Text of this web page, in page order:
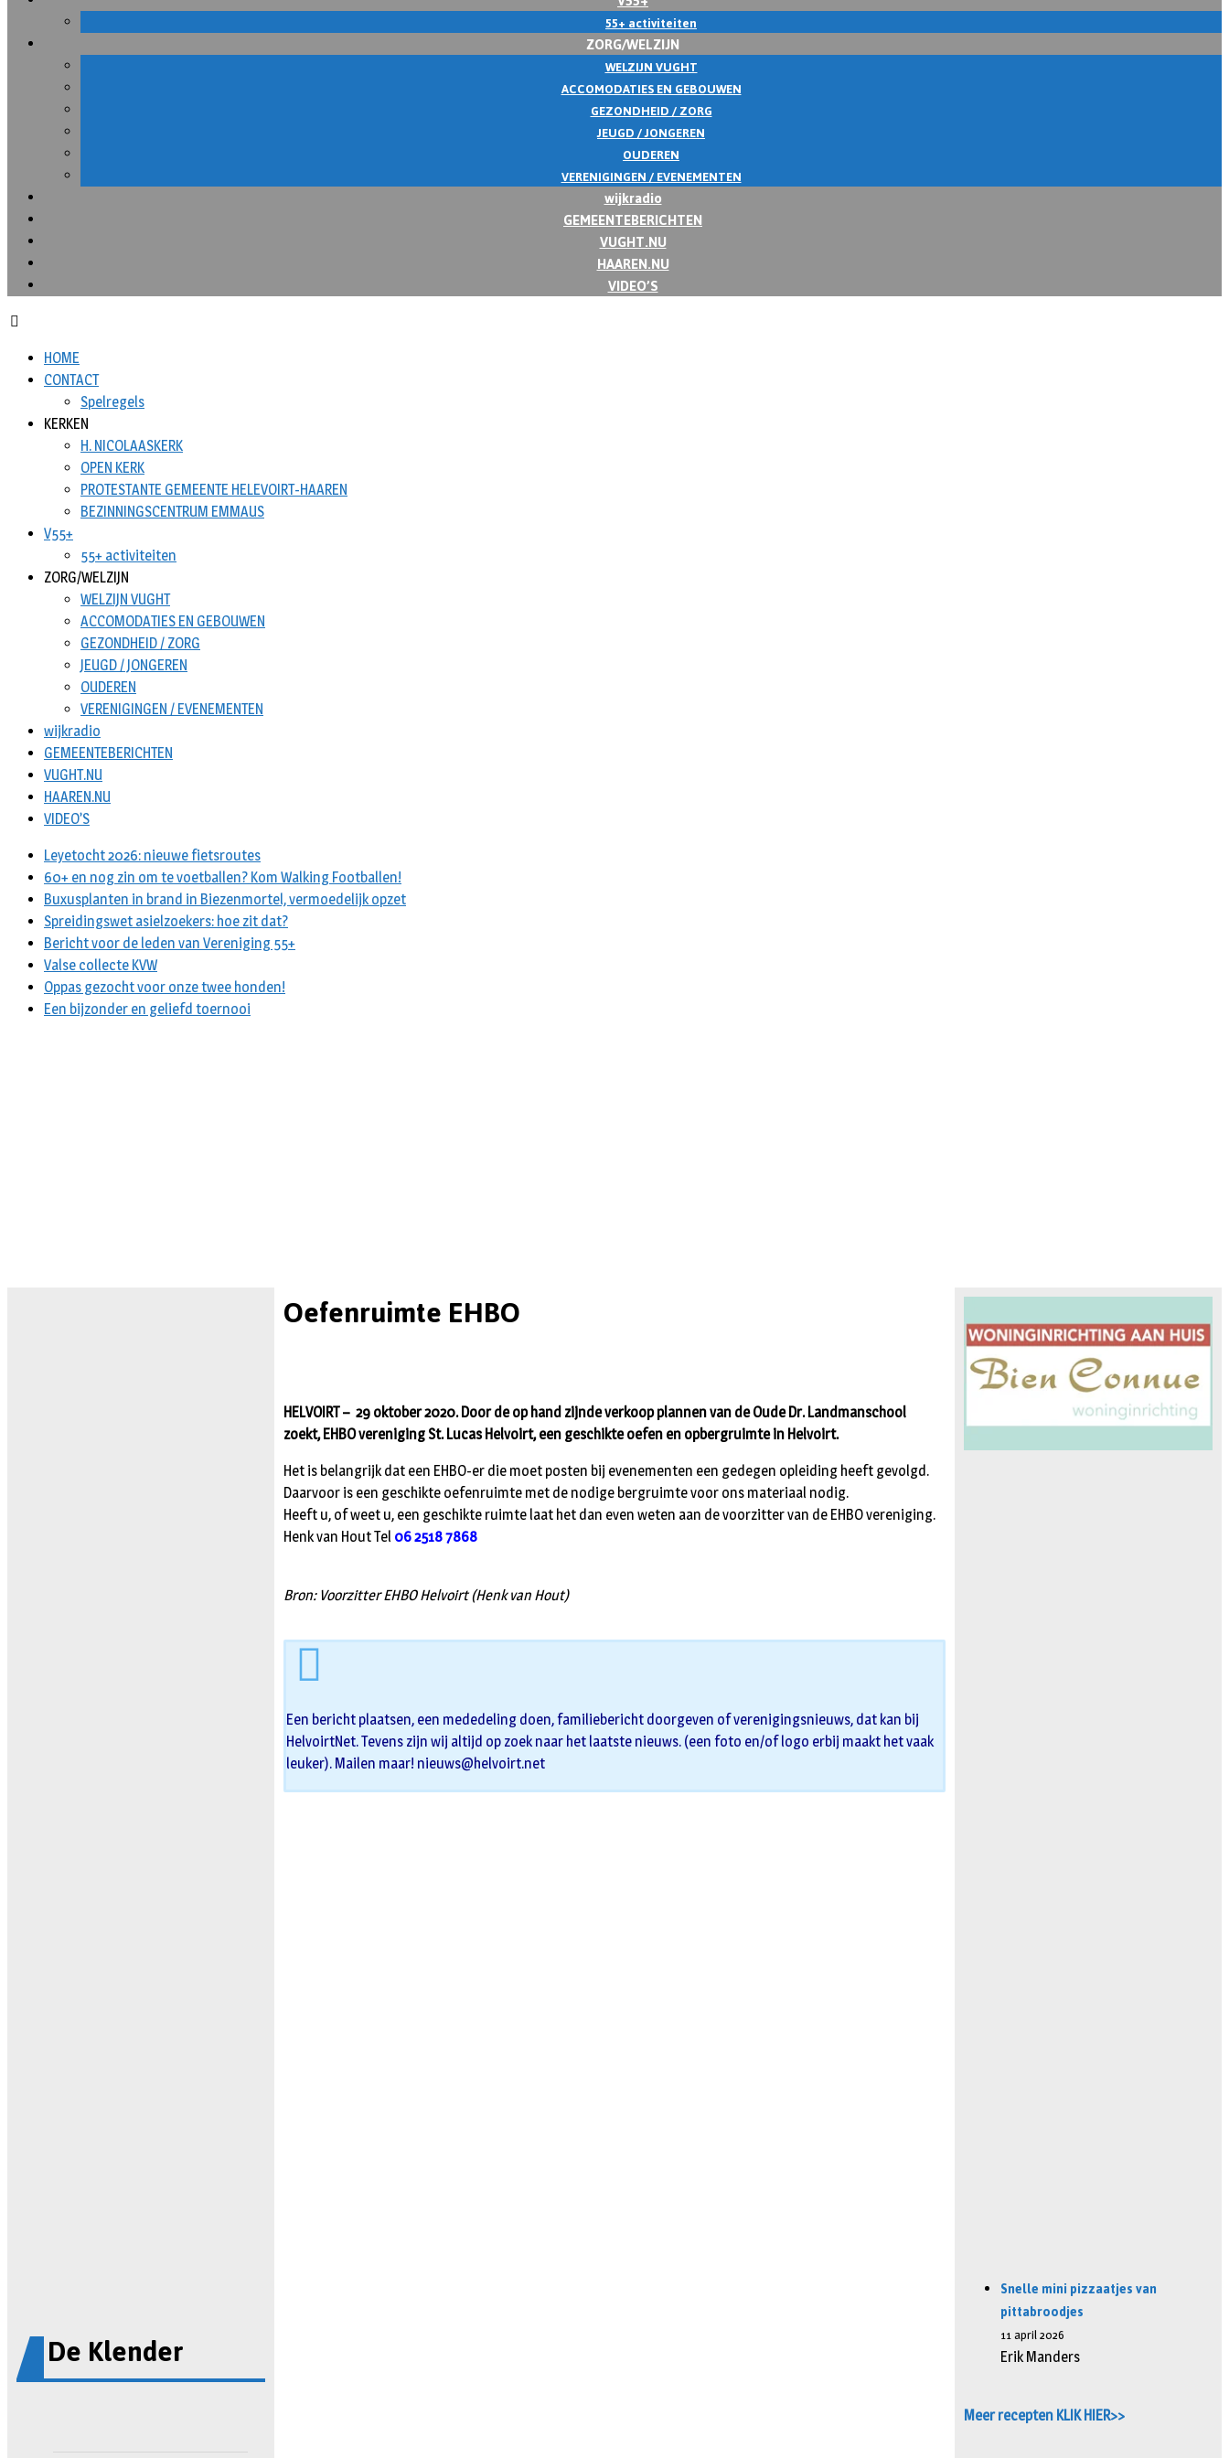
55+ activiteiten
ZORG/WELZIJN
WELZIJN VUGHT
ACCOMODATIES EN GEBOUWEN
GEZONDHEID / ZORG
JEUGD / JONGEREN
OUDEREN
VERENIGINGEN / EVENEMENTEN
wijkradio
GEMEENTEBERICHTEN
VUGHT.NU
HAAREN.NU
VIDEO’S
HOME
CONTACT
Spelregels
KERKEN
H. NICOLAASKERK
OPEN KERK
PROTESTANTE GEMEENTE HELEVOIRT-HAAREN
BEZINNINGSCENTRUM EMMAUS
V55+
55+ activiteiten
ZORG/WELZIJN
WELZIJN VUGHT
ACCOMODATIES EN GEBOUWEN
GEZONDHEID / ZORG
JEUGD / JONGEREN
OUDEREN
VERENIGINGEN / EVENEMENTEN
wijkradio
GEMEENTEBERICHTEN
VUGHT.NU
HAAREN.NU
VIDEO’S
Leyetocht 2026: nieuwe fietsroutes
60+ en nog zin om te voetballen? Kom Walking Footballen!
Buxusplanten in brand in Biezenmortel, vermoedelijk opzet
Spreidingswet asielzoekers: hoe zit dat?
Bericht voor de leden van Vereniging 55+
Valse collecte KVW
Oppas gezocht voor onze twee honden!
Een bijzonder en geliefd toernooi
De Klender
Oefenruimte EHBO
HELVOIRT – 29 oktober 2020. Door de op hand zijnde verkoop plannen van de Oude Dr. Landmanschool
zoekt, EHBO vereniging St. Lucas Helvoirt, een geschikte oefen en opbergruimte in Helvoirt.
Het is belangrijk dat een EHBO-er die moet posten bij evenementen een gedegen opleiding heeft gevolgd.
Daarvoor is een geschikte oefenruimte met de nodige bergruimte voor ons materiaal nodig.
Heeft u, of weet u, een geschikte ruimte laat het dan even weten aan de voorzitter van de EHBO vereniging.
Henk van Hout Tel 06 2518 7868
Bron: Voorzitter EHBO Helvoirt (Henk van Hout)
Een bericht plaatsen, een mededeling doen, familiebericht doorgeven of verenigingsnieuws, dat kan bij
HelvoirtNet. Tevens zijn wij altijd op zoek naar het laatste nieuws. (een foto en/of logo erbij maakt het vaak
leuker). Mailen maar! nieuws@helvoirt.net
Snelle mini pizzaatjes van
pittabroodjes
11 april 2026
Erik Manders
Meer recepten KLIK HIER>>